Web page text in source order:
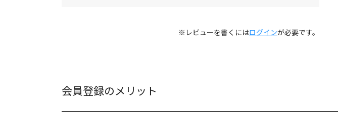
※レビューを書くにはログインが必要です。
会員登録のメリット